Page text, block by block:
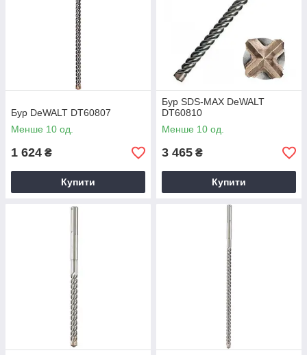
Бур DeWALT DT60807
Менше 10 од.
1 624 ₴
Купити
Бур SDS-MAX DeWALT
DT60810
Менше 10 од.
3 465 ₴
Купити